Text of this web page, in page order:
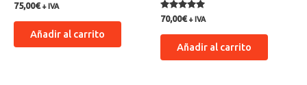
75,00€ + IVA
Añadir al carrito
Valorado
con
5.00
70,00€ + IVA
Añadir al carrito